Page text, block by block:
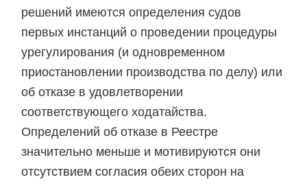
решений имеются определения судов
первых инстанций о проведении процедуры
урегулирования (и одновременном
приостановлении производства по делу) или
об отказе в удовлетворении
соответствующего ходатайства.
Определений об отказе в Реестре
значительно меньше и мотивируются они
отсутствием согласия обеих сторон на